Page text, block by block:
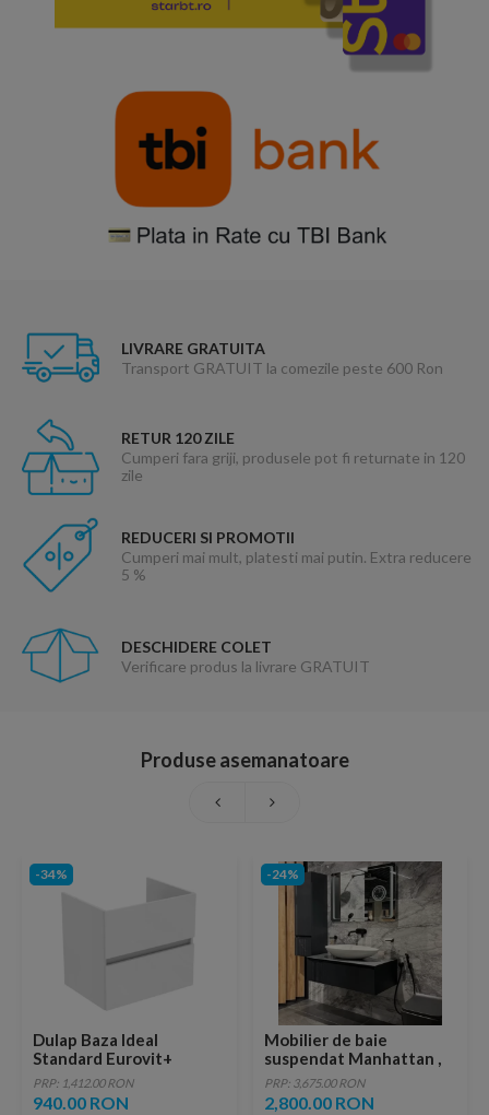
LIVRARE GRATUITA
Transport GRATUIT la comezile peste 600 Ron
RETUR 120 ZILE
Cumperi fara griji, produsele pot fi returnate in 120
zile
REDUCERI SI PROMOTII
Cumperi mai mult, platesti mai putin. Extra reducere
5 %
DESCHIDERE COLET
Verificare produs la livrare GRATUIT
Produse asemanatoare
-34%
Dulap Baza Ideal
Standard Eurovit+
60x44x55 cm sub
chiuveta pe perete alb
PRP: 1,412.00 RON
940.00 RON
-24%
Mobilier de baie
suspendat Manhattan ,
Antracit
PRP: 3,675.00 RON
2,800.00 RON